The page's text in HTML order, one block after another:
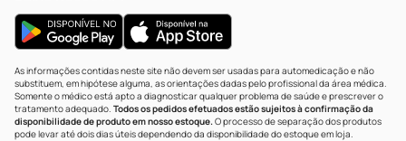
As informações contidas neste site não devem ser usadas para automedicação e não
substituem, em hipótese alguma, as orientações dadas pelo profissional da área médica.
Somente o médico está apto a diagnosticar qualquer problema de saúde e prescrever o
tratamento adequado. Todos os pedidos efetuados estão sujeitos à confirmação da
disponibilidade de produto em nosso estoque.O processo de separação dos produtos
pode levar até dois dias úteis dependendo da disponibilidade do estoque em loja.